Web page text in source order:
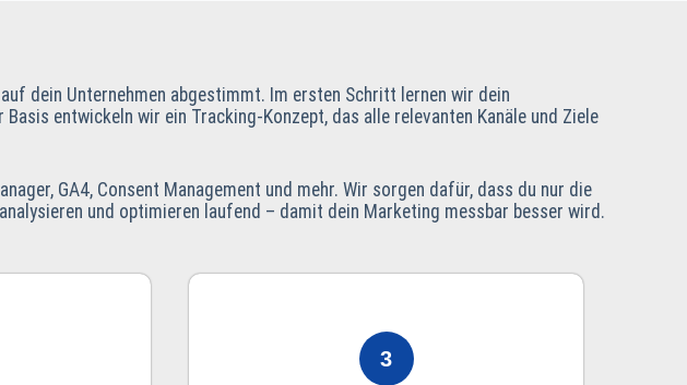
dein Unternehmen abgestimmt. Im ersten Schritt lernen wir dein
entwickeln wir ein Tracking-Konzept, das alle relevanten Kanäle und Ziele
GA4, Consent Management und mehr. Wir sorgen dafür, dass du nur die
und optimieren laufend – damit dein Marketing messbar besser wird.
3